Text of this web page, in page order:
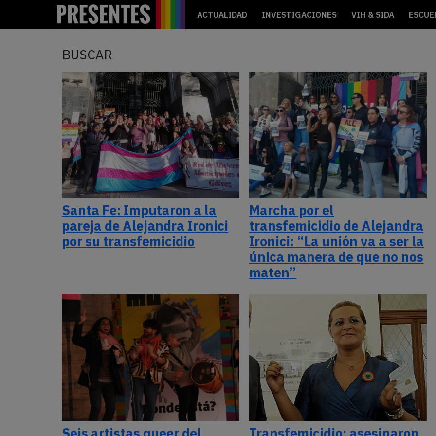
ACTUALIDAD INVESTIGACIONES VIH & SIDA
BUSCAR
Santa Fe: Imputaron a la
pareja de Alejandra Ironici
por su transfemicidio
Marcha por el
transfemicidio de Alejandra
Ironici: “La unión va a ser la
única manera de que no nos
maten”